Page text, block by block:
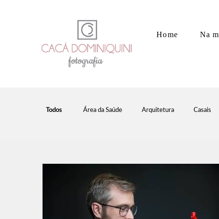
Home Na
Todos Área da Saúde Arquitetura Casais